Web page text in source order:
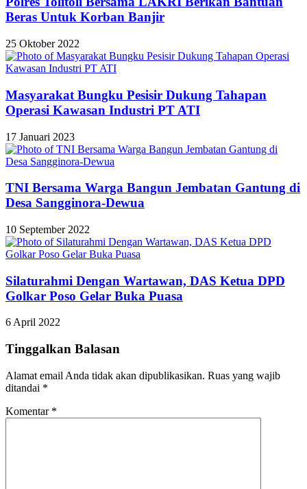
Beras Untuk Korban Banjir
25 Oktober 2022
Masyarakat Bungku Pesisir Dukung Tahapan
Operasi Kawasan Industri PT ATI
17 Januari 2023
TNI Bersama Warga Bangun Jembatan Gantung di
Desa Sangginora-Dewua
10 September 2022
Silaturahmi Dengan Wartawan, DAS Ketua DPD
Golkar Poso Gelar Buka Puasa
6 April 2022
Tinggalkan Balasan
Alamat email Anda tidak akan dipublikasikan. Ruas yang wajib
ditandai *
Komentar *